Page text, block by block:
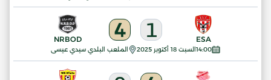
14:00السبت 18 أكتوبر 2025 الملعب البلدي سيدي عيسى
ESA
1
4
NRBOD